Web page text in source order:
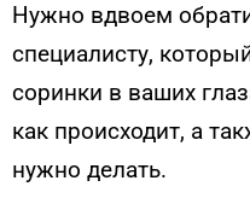
Нужно вдвоем
специалисту,
соринки в ваших
как происходит, а
нужно делать.